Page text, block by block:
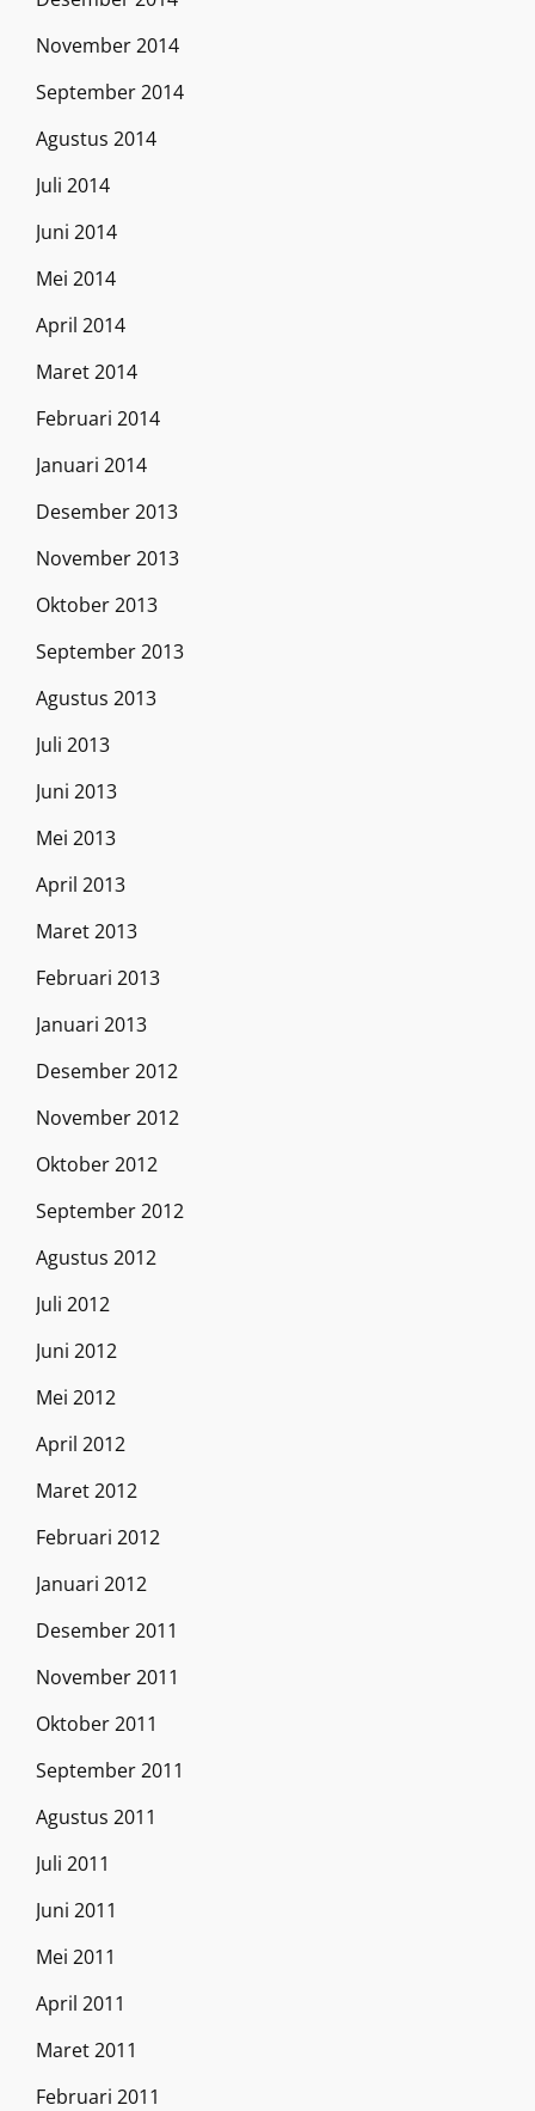
November 2014
September 2014
Agustus 2014
Juli 2014
Juni 2014
Mei 2014
April 2014
Maret 2014
Februari 2014
Januari 2014
Desember 2013
November 2013
Oktober 2013
September 2013
Agustus 2013
Juli 2013
Juni 2013
Mei 2013
April 2013
Maret 2013
Februari 2013
Januari 2013
Desember 2012
November 2012
Oktober 2012
September 2012
Agustus 2012
Juli 2012
Juni 2012
Mei 2012
April 2012
Maret 2012
Februari 2012
Januari 2012
Desember 2011
November 2011
Oktober 2011
September 2011
Agustus 2011
Juli 2011
Juni 2011
Mei 2011
April 2011
Maret 2011
Februari 2011